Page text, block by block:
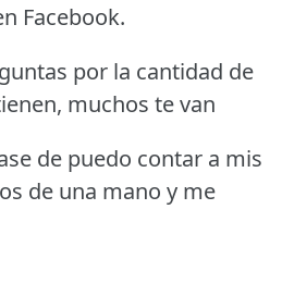
Facebook.
por la cantidad de
muchos te van
de puedo contar a mis
de una mano y me